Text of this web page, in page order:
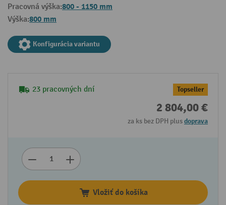
Pracovná výška:800 - 1150 mm
Výška:800 mm
Konfigurácia variantu
23 pracovných dní Topseller
2 804,00 €
za ks bez DPH plusdoprava
Vložiť do košíka